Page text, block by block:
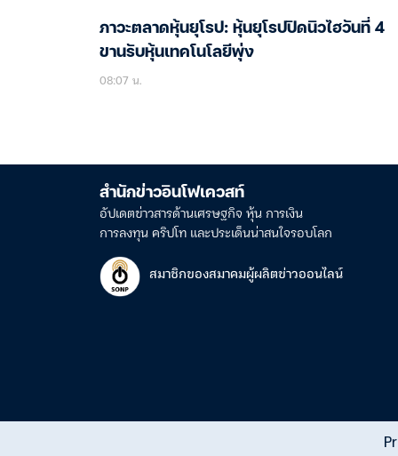
ภาวะตลาดหุ้นยุโรป: หุ้นยุโรปปิดนิวไฮวันที่ 4
ขานรับหุ้นเทคโนโลยีพุ่ง
08:07 น.
สำนักข่าวอินโฟเควสท์
อัปเดตข่าวสารด้านเศรษฐกิจ หุ้น การเงิน
การลงทุน คริปโท และประเด็นน่าสนใจรอบโลก
สมาชิกของสมาคมผู้ผลิตข่าวออนไลน์